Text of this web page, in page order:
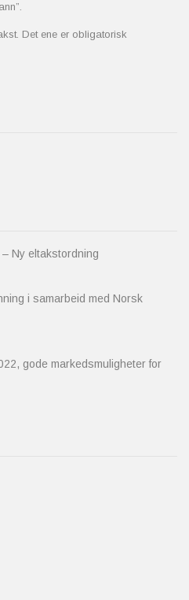
Det ene er obligatorisk
Ny eltakstordning
i samarbeid med Norsk
gode markedsmuligheter for